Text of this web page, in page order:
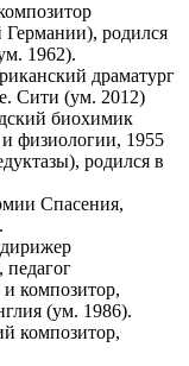
родился
1962).
драматург
Сити (ум. 2012)
биохимик
физиологии, 1955
родился в
Спасения,
педагог
композитор,
(ум. 1986).
композитор,